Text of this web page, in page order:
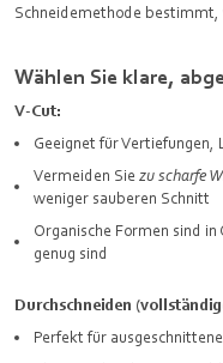
Schneidemethode bestimmt,
Wählen Sie klare,
V‑Cut:
Geeignet für
Vermeiden Sie zu scharfe
weniger sauberen Schnitt
Organische Formen sind
genug sind
Durchschneiden
Perfekt für